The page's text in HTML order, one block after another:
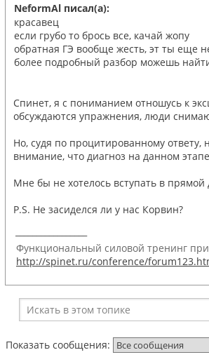
NeformAl писал(а):
красавец
если грубо то брось все, качай жопу
обратная ГЭ вообще жесть, эт ты еще
более подробный разбор можешь
Спинет, я с пониманием отношусь к
обсуждаются упражнения, люди
Но, судя по процитированному
внимание, что диагноз на данном
Мне бы не хотелось вступать в
P.S. Не засиделся ли у нас Корвин?
Функциональный силовой тренинг
http://spinet.ru/conference/
Показать сообщения: